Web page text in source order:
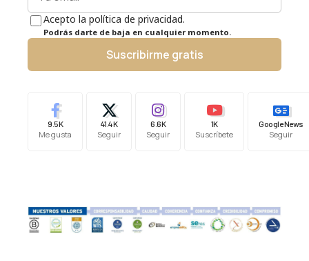
Acepto la política de privacidad.
Podrás darte de baja en cualquier momento.
Suscribirme gratis
9.5K
Me gusta
41.4K
Seguir
6.6K
Seguir
1K
Suscríbete
Google News
Seguir